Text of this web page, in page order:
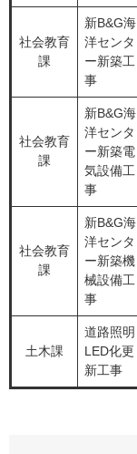
社会教育
課
​新B&G海
洋センタ
ー新築工
事
社会教育
課
新B&G海
洋センタ
ー新築電
気設備工
事
社会教育
課
新B&G海
洋センタ
ー新築機
械設備工
事
土木課
道路照明
LED化更
新工事